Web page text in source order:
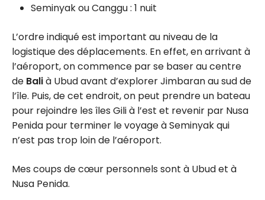
Seminyak ou Canggu : 1 nuit
L’ordre indiqué est important au niveau de la
logistique des déplacements. En effet, en arrivant à
l’aéroport, on commence par se baser au centre
de Balià Ubud avant d’explorer Jimbaran au sud de
l’île. Puis, de cet endroit, on peut prendre un bateau
pour rejoindre les îles Gili à l’est et revenir par Nusa
Penida pour terminer le voyage à Seminyak qui
n’est pas trop loin de l’aéroport.
Mes coups de cœur personnels sont à Ubud et à
Nusa Penida.